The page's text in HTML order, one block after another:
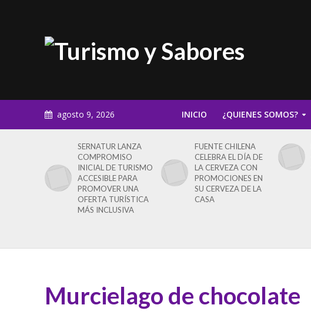
agosto 9, 2026 INICIO ¿QUIENES SOMOS?
SERNATUR LANZA
COMPROMISO
INICIAL DE TURISMO
ACCESIBLE PARA
PROMOVER UNA
OFERTA TURÍSTICA
MÁS INCLUSIVA
FUENTE CHILENA
CELEBRA EL DÍA DE
LA CERVEZA CON
PROMOCIONES EN
SU CERVEZA DE LA
CASA
Murcielago de chocolate